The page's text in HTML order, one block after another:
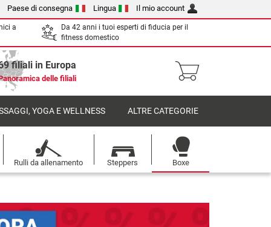
Paese di consegna Lingua Il mio account
a
Da 42 anni i tuoi esperti di fiducia per il
fitness domestico
filiali in Europa
delle filiali
YOGA E WELLNESS ALTRE CATEGORIE
Rulli da allenamento Steppers Boxe